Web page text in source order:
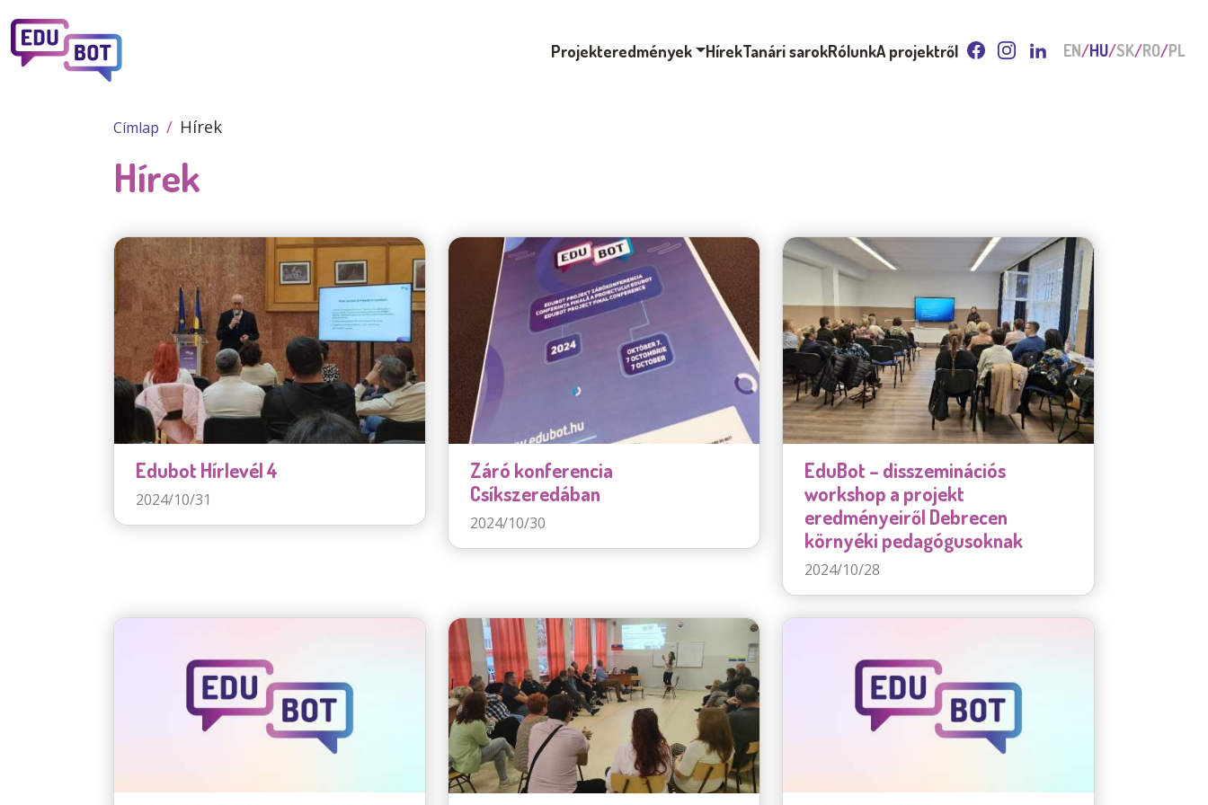
Projekteredmények HírekTanári sarokRólunkA projektről EN HU SK RO PL
Címlap Hírek
Hírek
Edubot Hírlevél 4
2024/10/31
Záró konferencia
Csíkszeredában
2024/10/30
EduBot – disszeminációs
workshop a projekt
eredményeiről Debrecen
környéki pedagógusoknak
2024/10/28